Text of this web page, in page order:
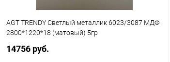
AGT TRENDY Светлый металлик 6023/3087 МДФ
2800*1220*18 (матовый) 5гр
14756 руб.